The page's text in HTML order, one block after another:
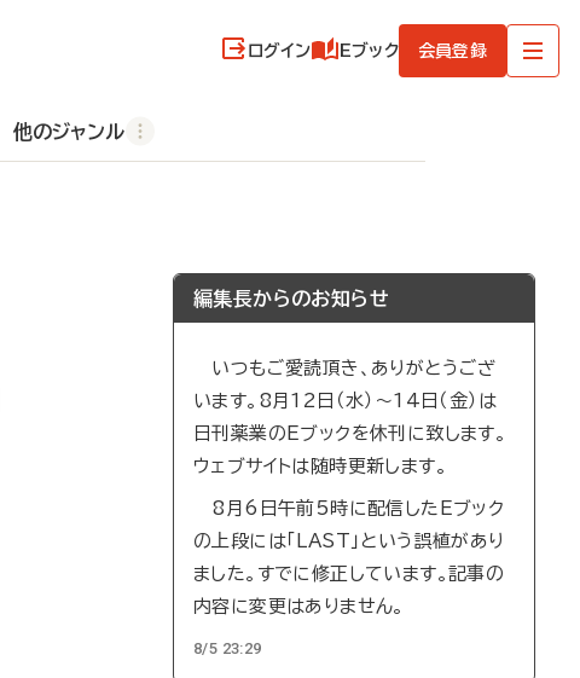
ログイン Eブック 会員登録
他のジャンル
編集長からのお知らせ
いつもご愛読頂き、ありがとうござ
います。8月12日（水）～14日（金）は
日刊薬業のEブックを休刊に致します。
ウェブサイトは随時更新します。
8月6日午前5時に配信したEブック
の上段には「LAST」という誤植があり
ました。すでに修正しています。記事の
内容に変更はありません。
8/5 23:29